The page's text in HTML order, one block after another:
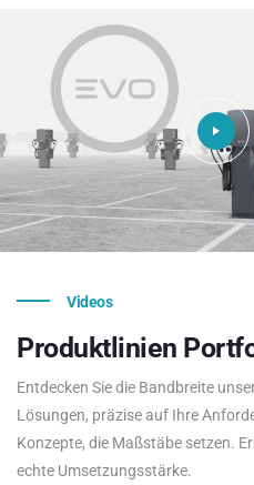
Videos
Produktlinien
Entdecken Sie die Bandbreite
Lösungen, präzise auf Ihre
Konzepte, die Maßstäbe setzen.
echte Umsetzungsstärke.